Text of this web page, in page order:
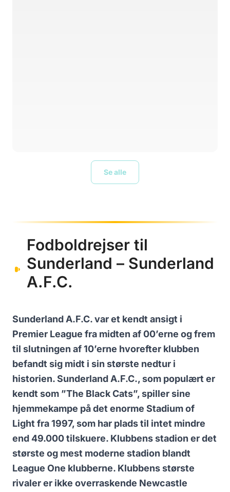
Se alle
Fodboldrejser til
Sunderland – Sunderland
A.F.C.
Sunderland A.F.C. var et kendt ansigt i
Premier League fra midten af 00’erne og frem
til slutningen af 10’erne hvorefter klubben
befandt sig midt i sin største nedtur i
historien. Sunderland A.F.C., som populært er
kendt som ”The Black Cats”, spiller sine
hjemmekampe på det enorme Stadium of
Light fra 1997, som har plads til intet mindre
end 49.000 tilskuere. Klubbens stadion er det
største og mest moderne stadion blandt
League One klubberne. Klubbens største
rivaler er ikke overraskende Newcastle